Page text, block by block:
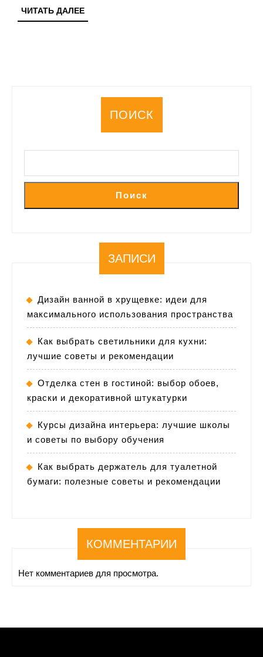
ЧИТАТЬ ДАЛЕЕЧИТАТЬ
ДАЛЕЕ
ПОИСК
Поиск
ЗАПИСИ
Дизайн ванной в хрущевке: идеи для
максимального использования пространства
Как выбрать светильники для кухни:
лучшие советы и рекомендации
Отделка стен в гостиной: выбор обоев,
краски и декоративной штукатурки
Курсы дизайна интерьера: лучшие школы
и советы по выбору обучения
Как выбрать держатель для туалетной
бумаги: полезные советы и рекомендации
КОММЕНТАРИИ
Нет комментариев для просмотра.